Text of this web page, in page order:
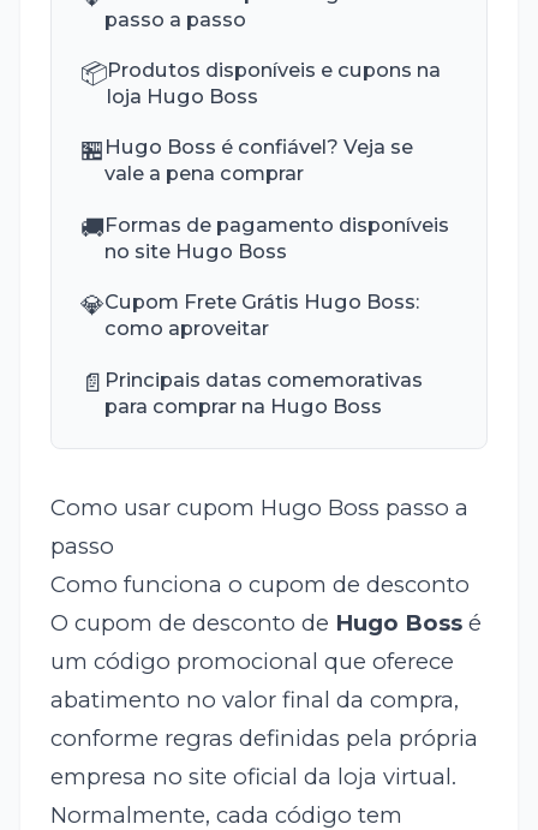
passo a passo
📦Produtos disponíveis e cupons na
loja Hugo Boss
🏪 Hugo Boss é confiável? Veja se
vale a pena comprar
🚚Formas de pagamento disponíveis
no site Hugo Boss
💎Cupom Frete Grátis Hugo Boss:
como aproveitar
📄 Principais datas comemorativas
para comprar na Hugo Boss
Como usar cupom Hugo Boss passo a
passo
Como funciona o cupom de desconto
O cupom de desconto de Hugo Bossé
um código promocional que oferece
abatimento no valor final da compra,
conforme regras definidas pela própria
empresa no site oficial da loja virtual.
Normalmente, cada código tem